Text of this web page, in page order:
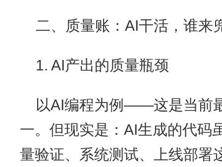
二、质量账：AI干活，谁来
1. AI产出的质量瓶颈
以AI编程为例——这是当前
一。但现实是：AI生成的代码
量验证、系统测试、上线部署